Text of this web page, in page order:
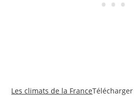
Les climats de la FranceTélécharger